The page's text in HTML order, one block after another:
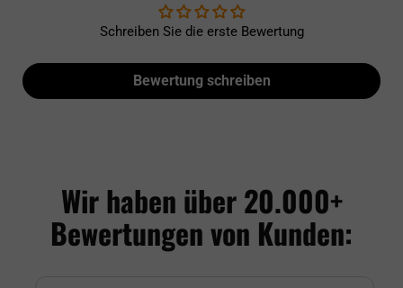
Schreiben Sie die erste Bewertung
Bewertung schreiben
Wir haben über 20.000+
Bewertungen von Kunden: